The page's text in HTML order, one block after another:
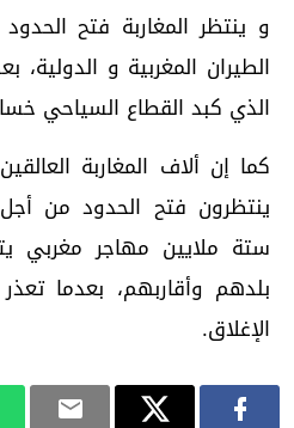
و ينتظر المغاربة فتح
الطيران المغربية و
الذي كبد القطاع السياحي
كما إن ألاف المغاربة
ينتظرون فتح الحدود من أجل
ستة ملايين مهاجر مغربي
بلدهم وأقاربهم، بعدما
الإغلاق.